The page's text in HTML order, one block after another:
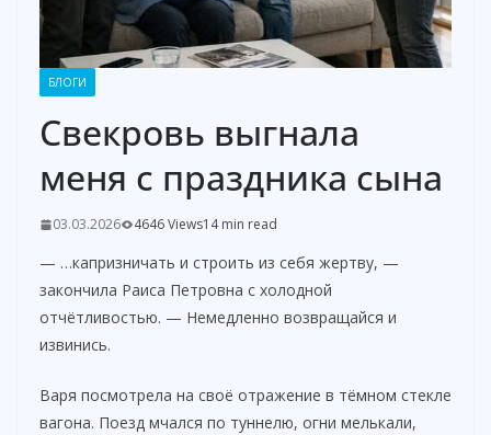
БЛОГИ
Свекровь выгнала
меня с праздника сына
03.03.2026 4646 Views14 min read
— …капризничать и строить из себя жертву, —
закончила Раиса Петровна с холодной
отчётливостью. — Немедленно возвращайся и
извинись.
Варя посмотрела на своё отражение в тёмном стекле
вагона. Поезд мчался по туннелю, огни мелькали,